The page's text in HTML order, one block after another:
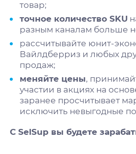
товар;
точное количество SKU
разным каналам больше
рассчитывайте юнит-
Вайлдберриз и любых
продаж;
меняйте цены,
участии в акциях на
заранее просчитывает
исключить невыгодные
С SelSup вы будете